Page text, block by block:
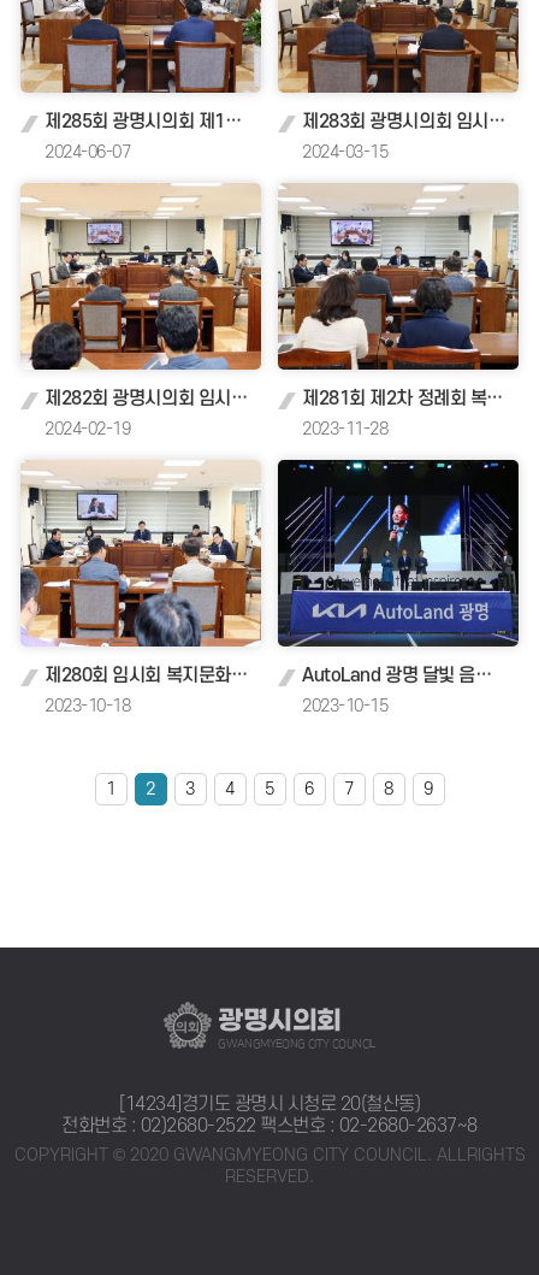
제285회 광명시의회 제1차 정례회 복지문화건설위원회
2024-06-07
제283회 광명시의회 임시회 복지문화건설위원회
2024-03-15
제282회 광명시의회 임시회 복지문화건설위원회
2024-02-19
제281회 제2차 정례회 복지문화건설위원회
2023-11-28
제280회 임시회 복지문화건설위원회
2023-10-18
AutoLand 광명 달빛 음악 축제
2023-10-15
1 2 3 4 5 6 7 8 9
광명시의회
GWANGMYEONG CITY COUNCIL
[14234]경기도 광명시 시청로 20(철산동)
전화번호 : 02)2680-2522 팩스번호 : 02-2680-2637~8
COPYRIGHT © 2020 GWANGMYEONG CITY COUNCIL. ALLRIGHTS
RESERVED.